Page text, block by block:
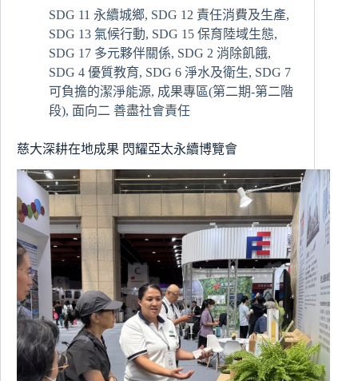
思-
永
續
暨
防
災
碩
學
位
學
程
師
生
走
災
後
的
光
復
鄉
SDG 11 永續城鄉, SDG 12 責任消費及生產,
SDG 13 氣候行動, SDG 15 保育陸域生態,
SDG 17 多元夥伴關係, SDG 2 消除飢餓,
SDG 4 優質教育, SDG 6 淨水及衛生, SDG 7
可負擔的潔淨能源, 成果專區(第二期-第二階
段), 面向二 善盡社會責任
慈大深耕在地成果 閃耀亞太永續博覽會